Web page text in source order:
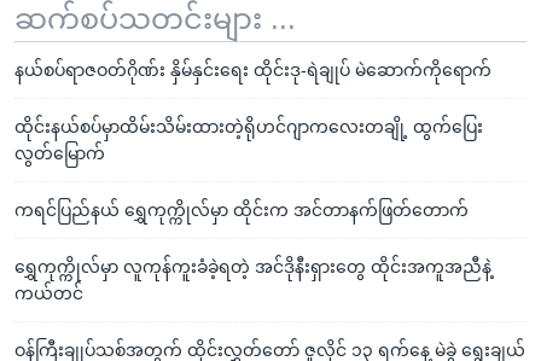
ဆက်စပ်သတင်းများ ...
နယ်စပ်ရာဇဝတ်ဂိုဏ်း နှိမ်နှင်းရေး ထိုင်းဒု-ရဲချုပ် မဲဆောက်ကိုရောက်
ထိုင်းနယ်စပ်မှာထိမ်းသိမ်းထားတဲ့ရိုဟင်ဂျာကလေးတချို့ ထွက်ပြေး
လွတ်မြောက်
ကရင်ပြည်နယ် ရွှေကုက္ကိုလ်မှာ ထိုင်းက အင်တာနက်ဖြတ်တောက်
ရွှေကုက္ကိုလ်မှာ လူကုန်ကူးခံခဲ့ရတဲ့ အင်ဒိုနီးရှားတွေ ထိုင်းအကူအညီနဲ့
ကယ်တင်
ဝန်ကြီးချုပ်သစ်အတွက် ထိုင်းလွှတ်တော် ဇူလိုင် ၁၃ ရက်နေ့ မဲခွဲ ရွေးချယ်